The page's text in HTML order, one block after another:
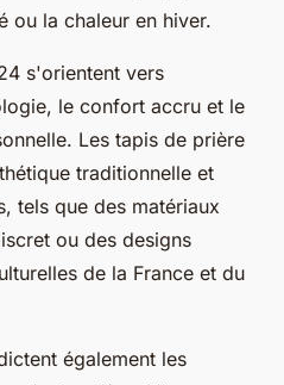
ou la chaleur en hiver.
s'orientent vers
le confort accru et le
Les tapis de prière
traditionnelle et
tels que des matériaux
ou des designs
de la France et du
également les